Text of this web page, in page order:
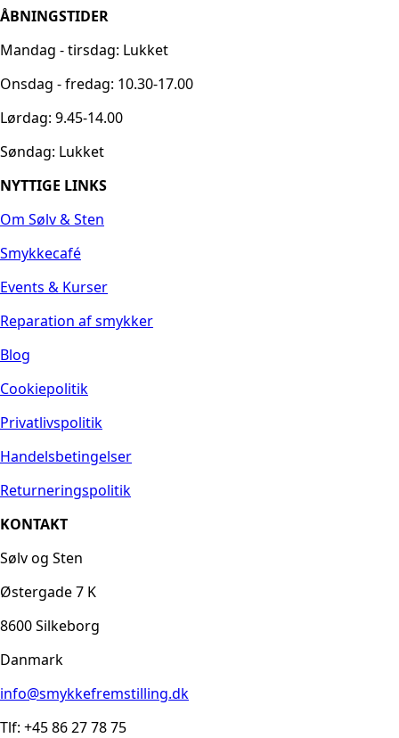
ÅBNINGSTIDER
Mandag - tirsdag: Lukket
Onsdag - fredag: 10.30-17.00
Lørdag: 9.45-14.00
Søndag: Lukket
NYTTIGE LINKS
Om Sølv & Sten
Smykkecafé
Events & Kurser
Reparation af smykker
Blog
Cookiepolitik
Privatlivspolitik
Handelsbetingelser
Returneringspolitik
KONTAKT
Sølv og Sten
Østergade 7 K
8600 Silkeborg
Danmark
info@smykkefremstilling.dk
Tlf: +45 86 27 78 75